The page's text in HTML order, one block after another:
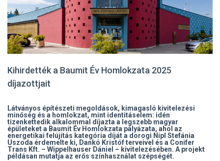
Kihirdették a Baumit Év Homlokzata 2025
díjazottjait
Látványos építészeti megoldások, kimagasló kivitelezési
minőség és a homlokzat, mint identitáselem: idén
tizenkettedik alkalommal díjazta a legszebb magyar
épületeket a Baumit Év Homlokzata pályázata, ahol az
energetikai felújítás kategória díját a dorogi Nipl Stefánia
Uszoda érdemelte ki, Dankó Kristóf terveivel és a Conifer
Trans Kft. – Wippelhauser Dániel – kivitelezésében. A projekt
példásan mutatja az erős színhasználat szépségét.